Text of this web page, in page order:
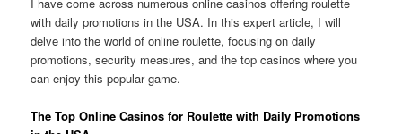
with daily promotions in the USA. In this expert article, I will
delve into the world of online roulette, focusing on daily
promotions, security measures, and the top casinos where you
can enjoy this popular game.
The Top Online Casinos for Roulette with Daily Promotions